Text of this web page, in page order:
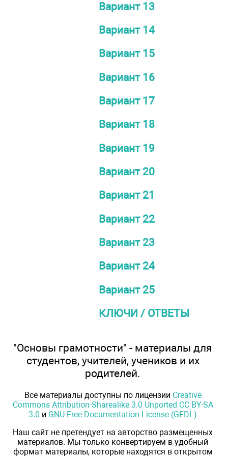
Вариант 13
Вариант 14
Вариант 15
Вариант 16
Вариант 17
Вариант 18
Вариант 19
Вариант 20
Вариант 21
Вариант 22
Вариант 23
Вариант 24
Вариант 25
КЛЮЧИ / ОТВЕТЫ
"Основы грамотности" - материалы для
студентов, учителей, учеников и их
родителей.
Все материалы доступны по лицензии Creative
Commons Attribution-Sharealike 3.0 Unported CC BY-SA
3.0 и GNU Free Documentation License (GFDL)
Наш сайт не претендует на авторство размещенных
материалов. Мы только конвертируем в удобный
формат материалы, которые находятся в открытом